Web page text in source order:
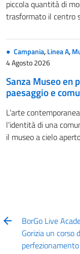
piccola quantità di
trasformato il centro
Campania,Linea A,
4 Agosto 2026
Sanza Museo en
paesaggio e
L’arte
l’identità di una
il museo a cielo
BorGo Live
Gorizia un corso